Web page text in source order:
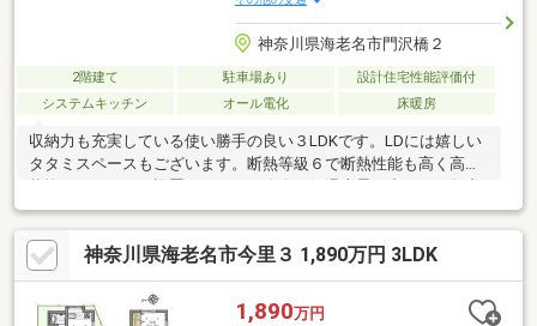
神奈川県海老名市門沢橋２
2階建て 駐車場あり
設計住宅性能評価付
システムキッチン
オール電化 床暖房
収納力も充実している使い勝手の良い３LDKです。LDには嬉しい
タタミスペースもございます。断熱等級６で断熱性能も高く高性
能換気システムも設置されており昨今の気温上昇の中でも一年中
過ごしやすいお家です。また屋根一体型太陽光パネルと長寿命蓄
電池による「創エネ性能」を兼備。エネルギーの効率性を追求し
たこの仕組みにより光熱費を抑えながら、夏は涼しく冬は暖かい
快適な暮らしを届けます。建売住宅には無い高品質の住宅を是非
一度ご体感ください。
神奈川県海老名市今里３ 1,890万円 3LDK
1,890万円